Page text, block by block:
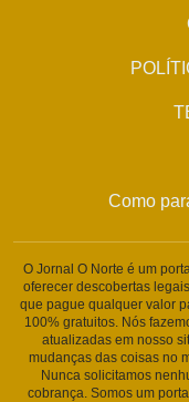
Como
O Jornal O Norte é um
oferecer descobertas
que pague qualquer valor
100% gratuitos. Nós
atualizadas em nosso
mudanças das coisas no
Nunca solicitamos
cobrança. Somos um